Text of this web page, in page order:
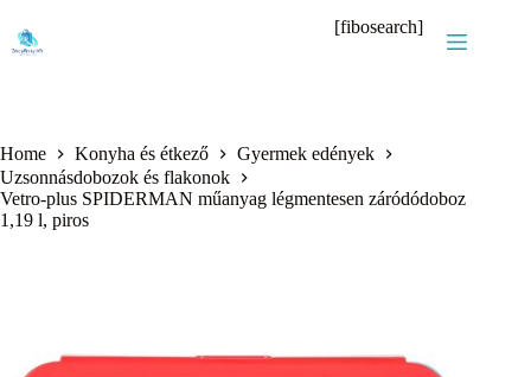
content
[fibosearch]
Home Konyha és étkező
Gyermek edények
Uzsonnásdobozok és flakonok
Vetro-plus SPIDERMAN műanyag légmentesen záródódoboz
1,19 l, piros